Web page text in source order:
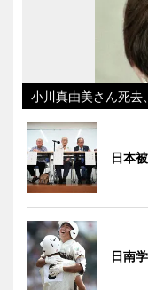
小川真由美さん死去
日本
日南